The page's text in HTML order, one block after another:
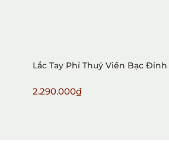
Lắc Tay Phỉ Thuý Viền Bạc
2.290.000₫